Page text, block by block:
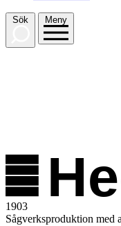
Sök Meny
1903
Sågverksproduktion med